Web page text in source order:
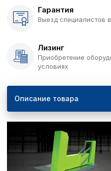
Гарантия
Выезд специалистов
Лизинг
Приобретение
условиях
Описание товара